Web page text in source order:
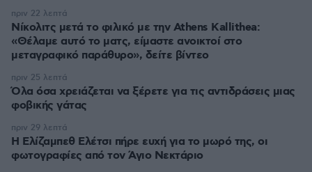
Νίκολιτς μετά το φιλικό με την Athens Kallithea:
«Θέλαμε αυτό το ματς, είμαστε ανοικτοί στο
μεταγραφικό παράθυρο», δείτε βίντεο
πριν 22 λεπτά
Όλα όσα χρειάζεται να ξέρετε για τις αντιδράσεις μιας
φοβικής γάτας
πριν 25 λεπτά
Η Ελίζαμπεθ Ελέτσι πήρε ευχή για το μωρό της, οι
φωτογραφίες από τον Άγιο Νεκτάριο
πριν 29 λεπτά